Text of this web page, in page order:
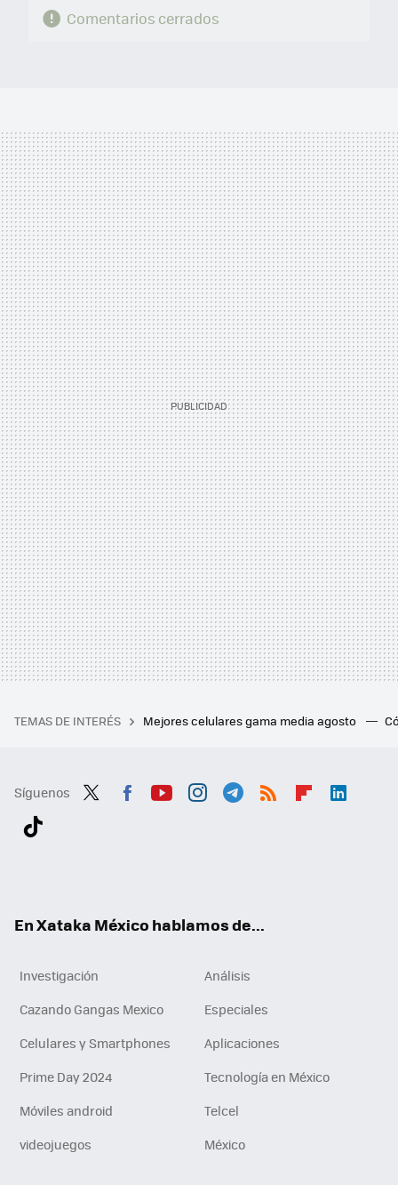
Comentarios cerrados
TEMAS DE INTERÉS Mejores celulares gama media agosto
Síguenos
En Xataka México hablamos de...
Investigación
Análisis
Cazando Gangas Mexico
Especiales
Celulares y Smartphones
Aplicaciones
Prime Day 2024
Tecnología en México
Móviles android
Telcel
videojuegos
México